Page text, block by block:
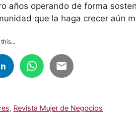
años operando de forma
que la haga crecer aún
, Revista Mujer de Negocios